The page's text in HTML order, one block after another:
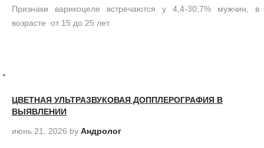
Признаки варикоцеле встречаются у 4,4-30,7% мужчин, в
возрасте от 15 до 25 лет.
ЦВЕТНАЯ УЛЬТРАЗВУКОВАЯ ДОППЛЕРОГРАФИЯ В
ВЫЯВЛЕНИИ
июнь 21, 2026 by Андролог